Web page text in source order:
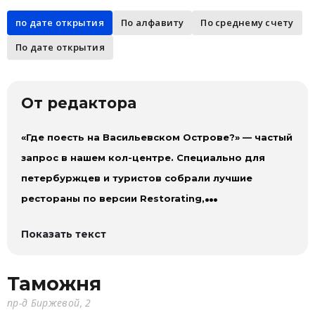
по дате открытия По алфавиту
По среднему счету
По дате открытия
От редактора
«Где поесть на Васильевском Острове?» — частый
запрос в нашем кол-центре. Специально для
петербуржцев и туристов собрали лучшие
рестораны по версии Restorating,
Показать текст
Таможня
пр-д Биржевой, 2